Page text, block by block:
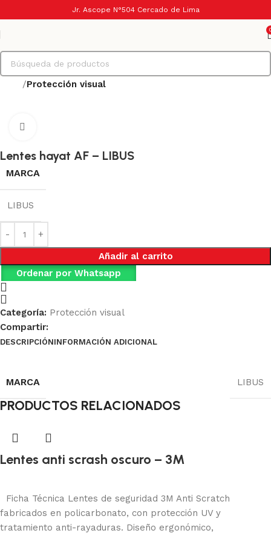
Jr. Ascope N°504 Cercado de Lima
Protección visual
Lentes hayat AF – LIBUS
MARCA
LIBUS
Añadir al carrito
Ordenar por Whatsapp
Categoría: Protección visual
Compartir:
DESCRIPCIÓNINFORMACIÓN ADICIONAL
MARCA
LIBUS
PRODUCTOS RELACIONADOS
Lentes anti scrash oscuro – 3M
Ficha Técnica Lentes de seguridad 3M Anti Scratch
fabricados en policarbonato, con protección UV y
tratamiento anti-rayaduras. Diseño ergonómico,